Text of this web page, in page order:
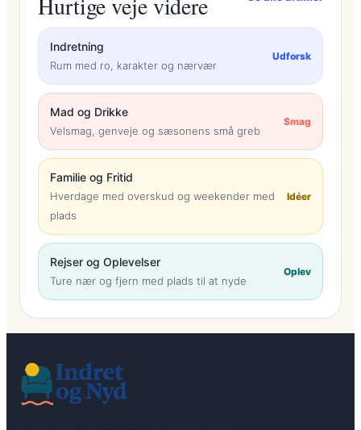
Indretning
Rum med ro, karakter og nærvær
Udforsk
Mad og Drikke
Velsmag, genveje og sæsonens små greb
Smag
Familie og Fritid
Hverdage med overskud og weekender med
plads
Idéer
Rejser og Oplevelser
Ture nær og fjern med plads til at nyde
Oplev